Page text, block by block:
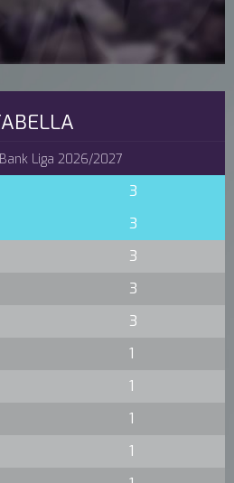
Liga 2026/2027
3
3
3
3
3
1
1
1
1